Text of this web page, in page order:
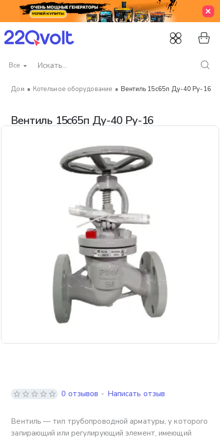
Все
Искать...
Вентиль 15с65п Ду-40 Ру-16
Котельное оборудование Вентиль 15с65п Ду-40 Ру-16
Вентиль — тип трубопроводной арматуры, у которого
запирающий или регулирующий элемент, имеющий
0 отзывов - Написать отзыв